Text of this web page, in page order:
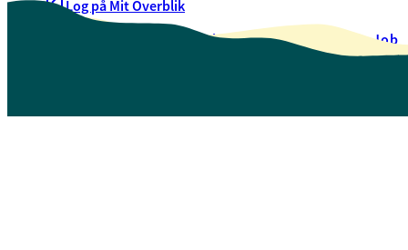
Log på Mit Overblik
Oversigt over selvbetjeningJob